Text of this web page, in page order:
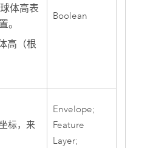
体高表
。
高（根
Boolean
标，来
Envelope;
Feature
Layer;